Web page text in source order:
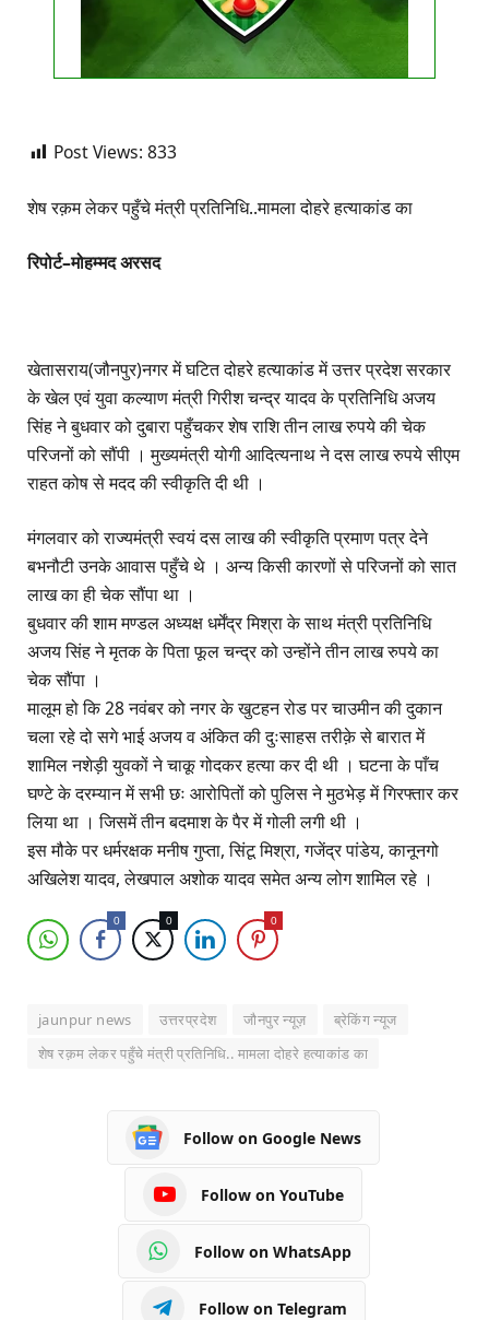
Post Views: 833
शेष रक़म लेकर पहुँचे मंत्री प्रतिनिधि..मामला दोहरे हत्याकांड का
रिपोर्ट–मोहम्मद अरसद
खेतासराय(जौनपुर)नगर में घटित दोहरे हत्याकांड में उत्तर प्रदेश सरकार
के खेल एवं युवा कल्याण मंत्री गिरीश चन्द्र यादव के प्रतिनिधि अजय
सिंह ने बुधवार को दुबारा पहुँचकर शेष राशि तीन लाख रुपये की चेक
परिजनों को सौंपी । मुख्यमंत्री योगी आदित्यनाथ ने दस लाख रुपये सीएम
राहत कोष से मदद की स्वीकृति दी थी ।
मंगलवार को राज्यमंत्री स्वयं दस लाख की स्वीकृति प्रमाण पत्र देने
बभनौटी उनके आवास पहुँचे थे । अन्य किसी कारणों से परिजनों को सात
लाख का ही चेक सौंपा था ।
बुधवार की शाम मण्डल अध्यक्ष धर्मेंद्र मिश्रा के साथ मंत्री प्रतिनिधि
अजय सिंह ने मृतक के पिता फूल चन्द्र को उन्होंने तीन लाख रुपये का
चेक सौंपा ।
मालूम हो कि 28 नवंबर को नगर के खुटहन रोड पर चाउमीन की दुकान
चला रहे दो सगे भाई अजय व अंकित की दुःसाहस तरीक़े से बारात में
शामिल नशेड़ी युवकों ने चाकू गोदकर हत्या कर दी थी । घटना के पाँच
घण्टे के दरम्यान में सभी छः आरोपितों को पुलिस ने मुठभेड़ में गिरफ्तार कर
लिया था । जिसमें तीन बदमाश के पैर में गोली लगी थी ।
इस मौके पर धर्मरक्षक मनीष गुप्ता, सिंटू मिश्रा, गजेंद्र पांडेय, कानूनगो
अखिलेश यादव, लेखपाल अशोक यादव समेत अन्य लोग शामिल रहे ।
0 0 0
jaunpur news उत्तरप्रदेश जौनपुर न्यूज़
ब्रेकिंग न्यूज
शेष रक़म लेकर पहुँचे मंत्री प्रतिनिधि.. मामला दोहरे हत्याकांड का
Follow on Google News
Follow on YouTube
Follow on WhatsApp
Follow on Telegram